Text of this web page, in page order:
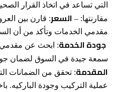
التي تساعد في اتخاذ القرار
مقارنتها: – السعر: قارن بين
مقدمي الخدمات وتأكد من أن
جودة الخدمة: ابحث عن مقدمي
سمعة جيدة في السوق لضمان
المقدمة: تحقق من الضمانات
عملية التركيب وجودة الباركيه.